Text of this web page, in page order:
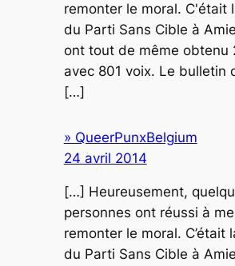
remonter le moral. C'était
du Parti Sans Cible à
ont tout de même obtenu
avec 801 voix. Le bulletin
[…]
» QueerPunxBelgium
24 avril 2014
[…] Heureusement,
personnes ont réussi à me
remonter le moral. C’était
du Parti Sans Cible à